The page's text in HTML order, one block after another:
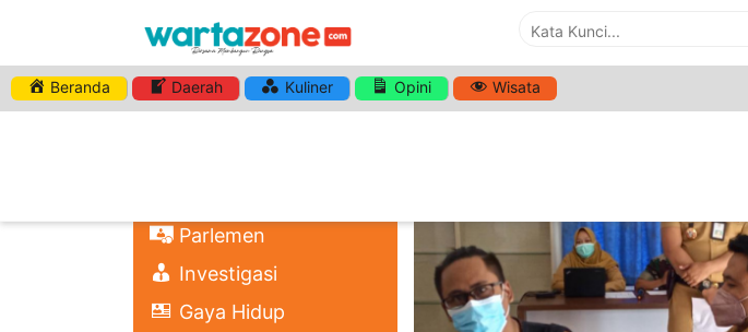
Beranda Daerah Kuliner Opini Wisata
Parlemen
Investigasi
Gaya Hidup
HASHTAG:VAKSINASI MASSAL JEMBER